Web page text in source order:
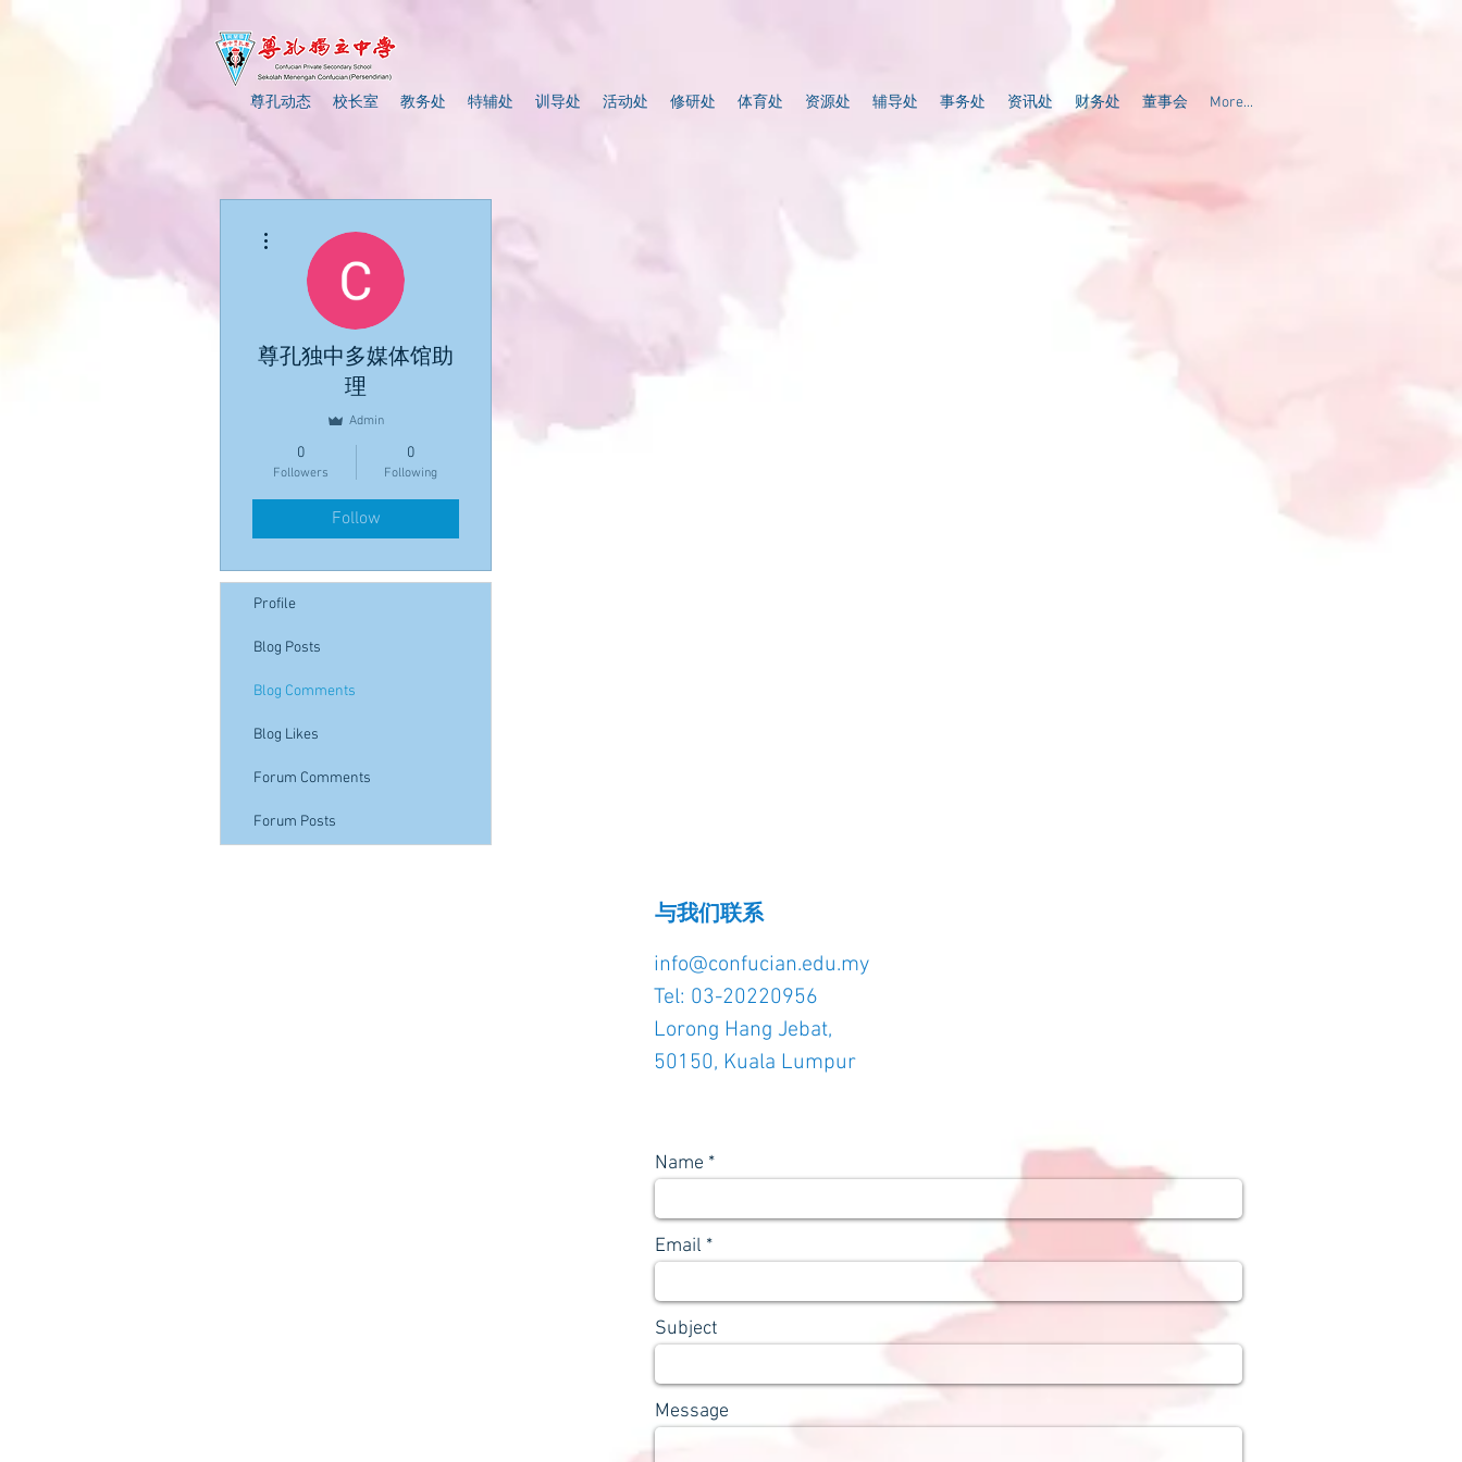
尊孔动态 校长室 教务处 特辅处 训导处 活动处 修研处 体育处 资源处 辅导处 事务处 资讯处 财务处 董事会 More...
尊孔独中多媒体馆助
理
Admin
0
Followers
0
Following
Follow
Profile
Blog Posts
Blog Comments
Blog Likes
Forum Comments
Forum Posts
与我们联系
info@confucian.edu.my
Tel: 03-20220956
Lorong Hang Jebat,
50150, Kuala Lumpur
Name
Email
Subject
Message